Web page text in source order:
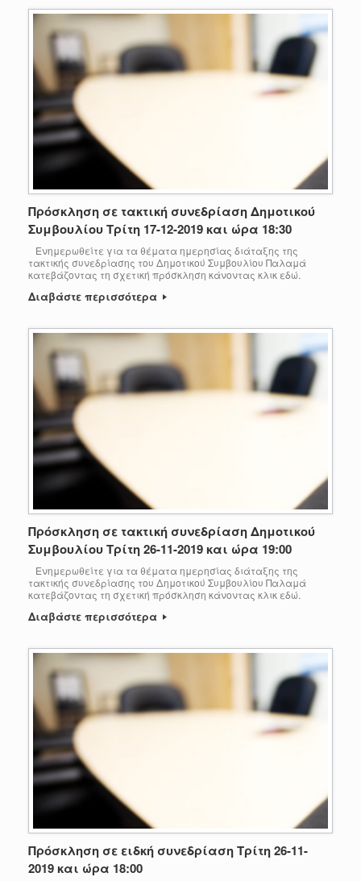
Πρόσκληση σε τακτική συνεδρίαση Δημοτικού
Συμβουλίου Τρίτη 17-12-2019 και ώρα 18:30
Ενημερωθείτε για τα θέματα ημερησίας διάταξης της
τακτικής συνεδρίασης του Δημοτικού Συμβουλίου Παλαμά
κατεβάζοντας τη σχετική πρόσκληση κάνοντας κλικ εδώ.
Διαβάστε περισσότερα
Πρόσκληση σε τακτική συνεδρίαση Δημοτικού
Συμβουλίου Τρίτη 26-11-2019 και ώρα 19:00
Ενημερωθείτε για τα θέματα ημερησίας διάταξης της
τακτικής συνεδρίασης του Δημοτικού Συμβουλίου Παλαμά
κατεβάζοντας τη σχετική πρόσκληση κάνοντας κλικ εδώ.
Διαβάστε περισσότερα
Πρόσκληση σε ειδκή συνεδρίαση Τρίτη 26-11-
2019 και ώρα 18:00